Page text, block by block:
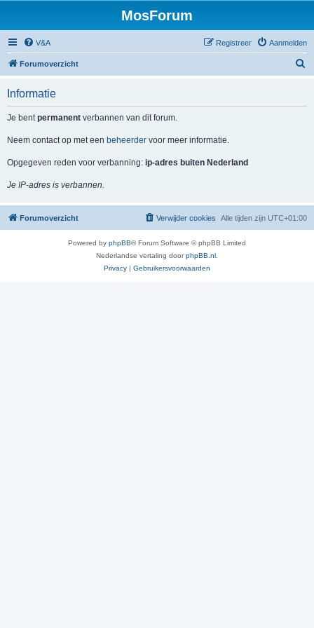
MosForum
V&A Aanmelden
Registreer
Forumoverzicht
Informatie
Je bentpermanent verbannen van dit forum.
Neem contact op met een beheerder voor meer informatie.
Opgegeven reden voor verbanning: ip-adres buiten Nederland
Je IP-adres is verbannen.
Forumoverzicht Alle tijden zijn UTC+01:00
Verwijder cookies
Powered by phpBB® Forum Software © phpBB Limited
Nederlandse vertaling doorphpBB.nl
Privacy | Gebruikersvoorwaarden